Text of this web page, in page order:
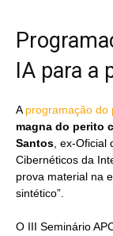
IA para a
A programação do
magna do perito
Santos , ex-
Cibernéticos da
prova material na
sintético”.
O III Seminário